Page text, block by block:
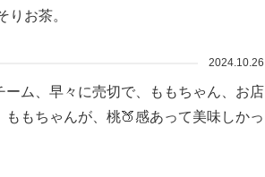
お茶。
2024.10.26
ム、早々に売切で、ももちゃん、お店
もちゃんが、桃🍑感あって美味しかっ